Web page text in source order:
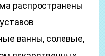
распространены.
ванны, солевые,